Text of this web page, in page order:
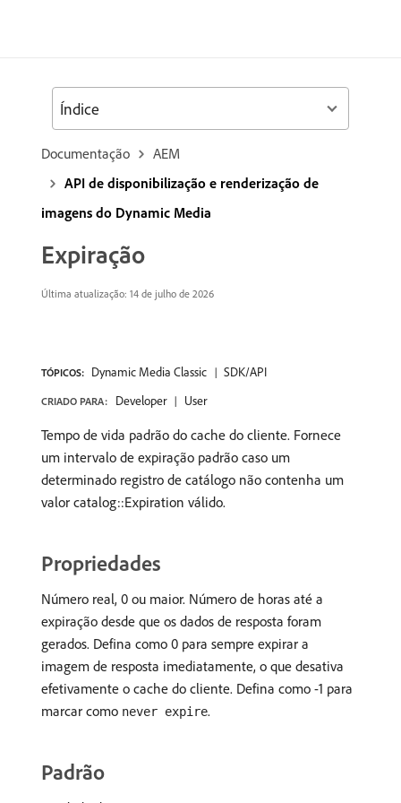
Documentação
AEM
API de disponibilização e renderização de
imagens do Dynamic Media
Expiração
Última atualização: 14 de julho de 2026
TÓPICOS: Dynamic Media Classic SDK/API
CRIADO PARA: Developer User
Tempo de vida padrão do cache do cliente. Fornece
um intervalo de expiração padrão caso um
determinado registro de catálogo não contenha um
valor catalog::Expiration válido.
Propriedades
Número real, 0 ou maior. Número de horas até a
expiração desde que os dados de resposta foram
gerados. Defina como 0 para sempre expirar a
imagem de resposta imediatamente, o que desativa
efetivamente o cache do cliente. Defina como -1 para
marcar como never expire.
Padrão
Índice